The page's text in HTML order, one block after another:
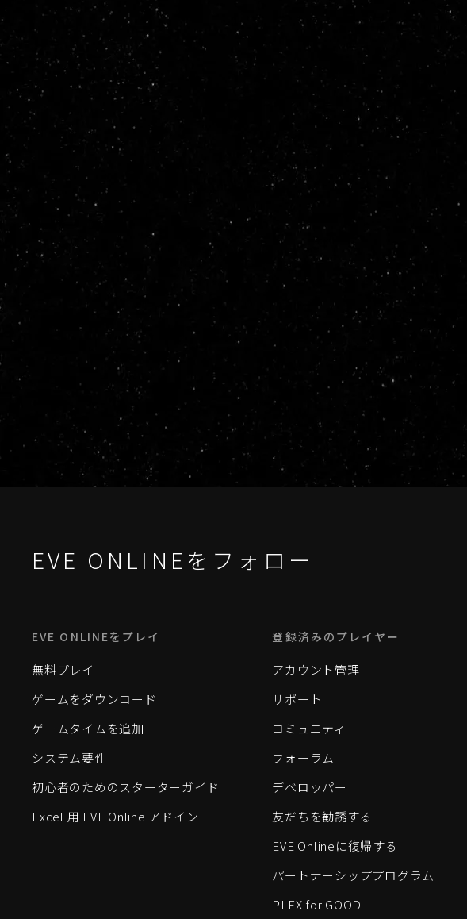
EVE ONLINEをフォロー
EVE ONLINEをプレイ
無料プレイ
ゲームをダウンロード
ゲームタイムを追加
システム要件
初心者のためのスターターガイド
Excel 用 EVE Online アドイン
登録済みのプレイヤー
アカウント管理
サポート
コミュニティ
フォーラム
デベロッパー
友だちを勧誘する
EVE Onlineに復帰する
パートナーシッププログラム
PLEX for GOOD